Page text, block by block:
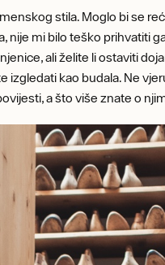
stila. Moglo bi se
mi bilo teško prihvatiti
ali želite li ostaviti
izgledati kao budala. Ne
a što više znate o